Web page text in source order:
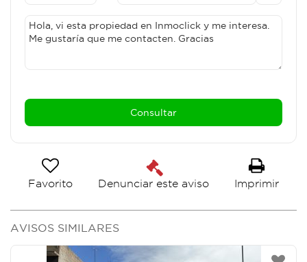
Favorito Denunciar este aviso Imprimir
AVISOS SIMILARES